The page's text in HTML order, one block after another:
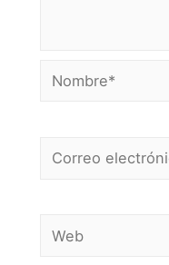
Nombre*
Correo
Web